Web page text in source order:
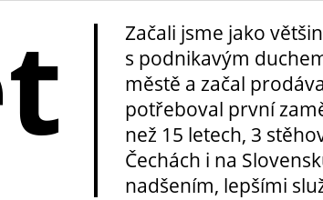
Začali jsme jako
s podnikavým
městě a začal
potřeboval první
než 15 letech, 3
Čechách i na
nadšením, lepšími